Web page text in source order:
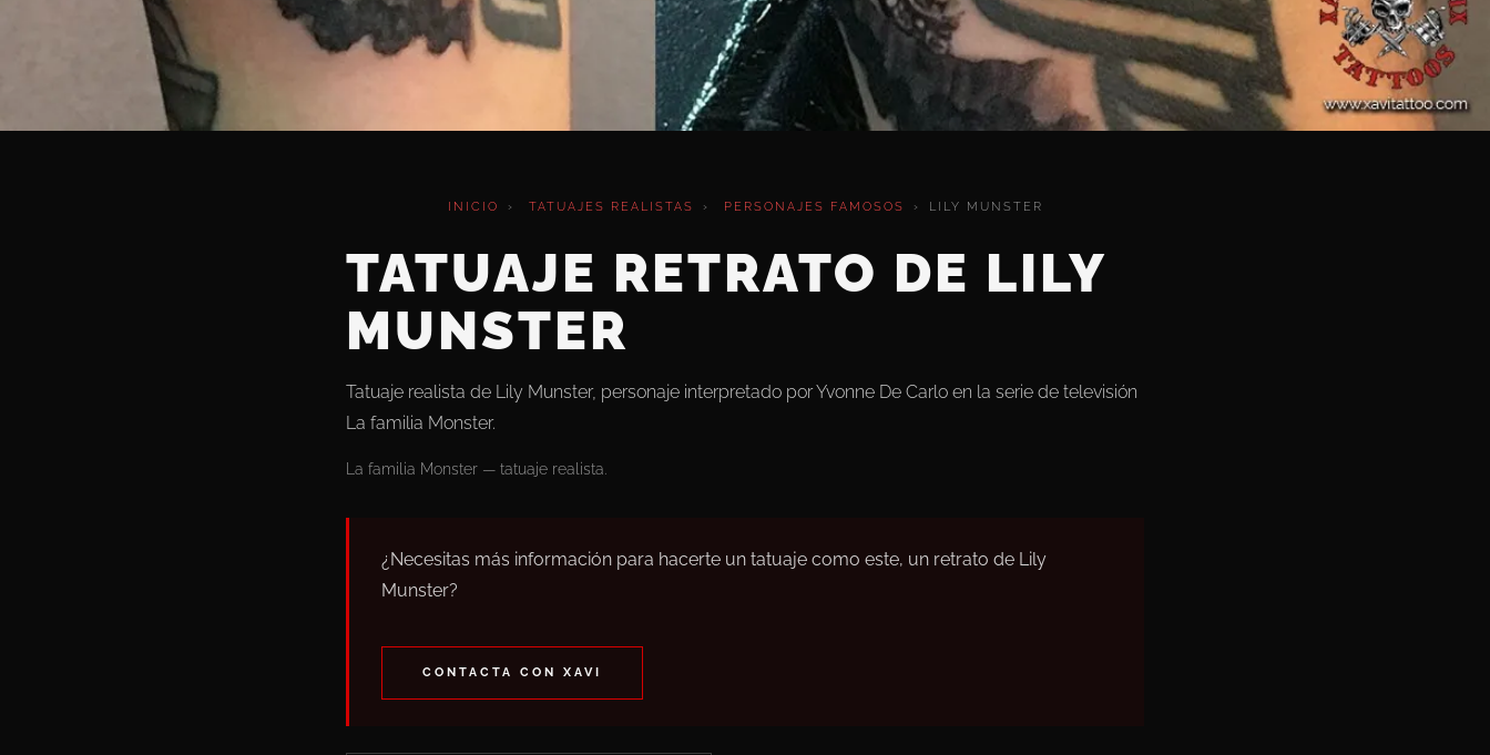
INICIO › TATUAJES REALISTAS › PERSONAJES FAMOSOS › LILY MUNSTER
TATUAJE RETRATO DE LILY
MUNSTER
Tatuaje realista de Lily Munster, personaje interpretado por Yvonne De Carlo en la serie de televisión
La familia Monster.
La familia Monster — tatuaje realista.
¿Necesitas más información para hacerte un tatuaje como este, un retrato de Lily
Munster?
CONTACTA CON XAVI